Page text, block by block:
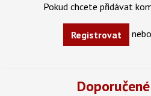
Pokud chcete přidávat
Registrovat nebo